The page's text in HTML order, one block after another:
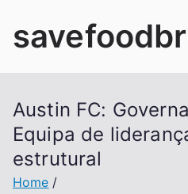
Austin FC:
Equipa de
estrutural
Home